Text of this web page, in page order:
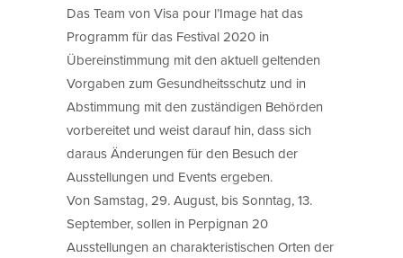
Das Team von Visa pour l’Image hat das
Programm für das Festival 2020 in
Übereinstimmung mit den aktuell geltenden
Vorgaben zum Gesundheitsschutz und in
Abstimmung mit den zuständigen Behörden
vorbereitet und weist darauf hin, dass sich
daraus Änderungen für den Besuch der
Ausstellungen und Events ergeben.
Von Samstag, 29. August, bis Sonntag, 13.
September, sollen in Perpignan 20
Ausstellungen an charakteristischen Orten der